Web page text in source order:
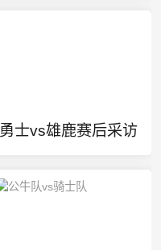
勇士vs雄鹿赛后采访